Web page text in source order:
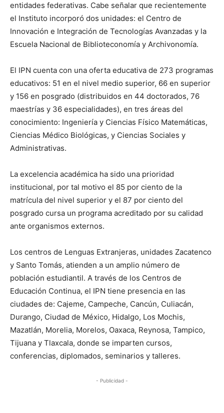
entidades federativas. Cabe señalar que recientemente
el Instituto incorporó dos unidades: el Centro de
Innovación e Integración de Tecnologías Avanzadas y la
Escuela Nacional de Biblioteconomía y Archivonomía.
El IPN cuenta con una oferta educativa de 273 programas
educativos: 51 en el nivel medio superior, 66 en superior
y 156 en posgrado (distribuidos en 44 doctorados, 76
maestrías y 36 especialidades), en tres áreas del
conocimiento: Ingeniería y Ciencias Físico Matemáticas,
Ciencias Médico Biológicas, y Ciencias Sociales y
Administrativas.
La excelencia académica ha sido una prioridad
institucional, por tal motivo el 85 por ciento de la
matrícula del nivel superior y el 87 por ciento del
posgrado cursa un programa acreditado por su calidad
ante organismos externos.
Los centros de Lenguas Extranjeras, unidades Zacatenco
y Santo Tomás, atienden a un amplio número de
población estudiantil. A través de los Centros de
Educación Continua, el IPN tiene presencia en las
ciudades de: Cajeme, Campeche, Cancún, Culiacán,
Durango, Ciudad de México, Hidalgo, Los Mochis,
Mazatlán, Morelia, Morelos, Oaxaca, Reynosa, Tampico,
Tijuana y Tlaxcala, donde se imparten cursos,
conferencias, diplomados, seminarios y talleres.
- Publicidad -